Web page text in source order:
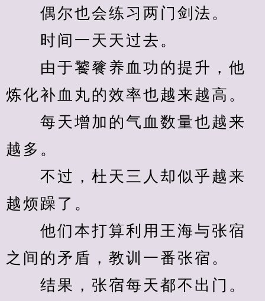
偶尔也会练习两门剑法。
时间一天天过去。
由于饕餮养血功的提升，他
炼化补血丸的效率也越来越高。
每天增加的气血数量也越来
越多。
不过，杜天三人却似乎越来
越烦躁了。
他们本打算利用王海与张宿
之间的矛盾，教训一番张宿。
结果，张宿每天都不出门。